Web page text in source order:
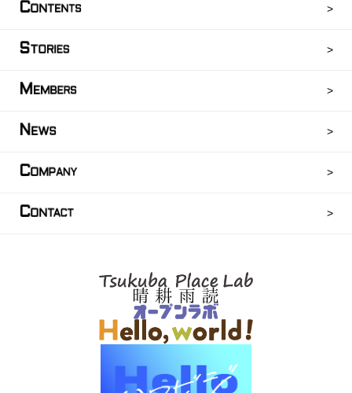
CONTENTS
STORIES
M EMBERS
N EWS
COMPANY
CONTACT